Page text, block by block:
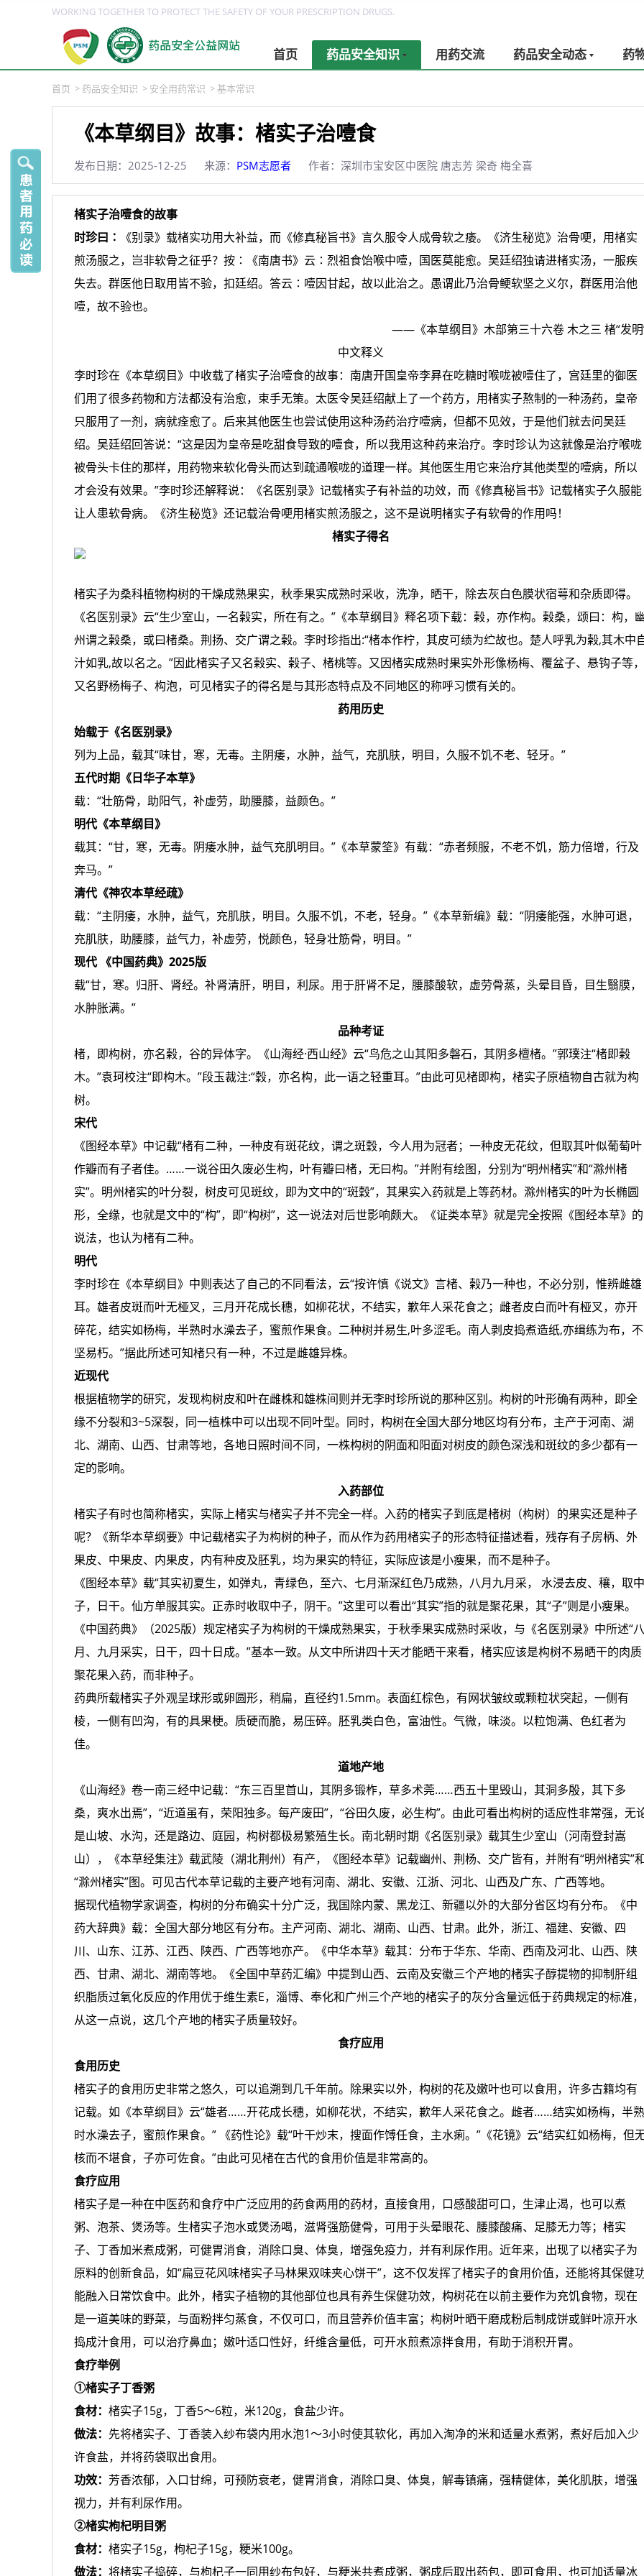
WORKING TOGETHER TO PROTECT THE SAFETY OF YOUR PRESCRIPTION DRUGS.
首页 药品安全知识 用药交流 药品安全动态 药
首页 > 药品安全知识 > 安全用药常识 >基本常识
《本草纲目》故事：楮实子治噎食
发布日期：2025-12-25 来源： PSM志愿者 作者：深圳市宝安区中医院 唐志芳 梁奇 梅全喜
楮实子治噎食的故事
时珍曰∶
《别录》载楮实功用大补益，而《修真秘旨书》言久服令人成骨软之痿。《济生秘览》治骨哽，用楮实
煎汤服之，岂非软骨之征乎？按∶《南唐书》云∶烈祖食饴喉中噎，国医莫能愈。吴廷绍独请进楮实汤，一服疾
失去。群医他日取用皆不验，扣廷绍。答云∶噎因甘起，故以此治之。愚谓此乃治骨鲠软坚之义尔，群医用治他
噎，故不验也。
——《本草纲目》木部第三十六卷 木之三 楮“发明
中文释义
李时珍在《本草纲目》中收载了楮实子治噎食的故事：南唐开国皇帝李昪在吃糖时喉咙被噎住了，宫廷里的御医
们用了很多药物和方法都没有治愈，束手无策。太医令吴廷绍献上了一个药方，用楮实子熬制的一种汤药，皇帝
只服用了一剂，病就痊愈了。后来其他医生也尝试使用这种汤药治疗噎病，但都不见效，于是他们就去问吴廷
绍。吴廷绍回答说：“这是因为皇帝是吃甜食导致的噎食，所以我用这种药来治疗。李时珍认为这就像是治疗喉咙
被骨头卡住的那样，用药物来软化骨头而达到疏通喉咙的道理一样。其他医生用它来治疗其他类型的噎病，所以
才会没有效果。”李时珍还解释说：《名医别录》记载楮实子有补益的功效，而《修真秘旨书》记载楮实子久服能
让人患软骨病。《济生秘览》还记载治骨哽用楮实煎汤服之，这不是说明楮实子有软骨的作用吗！
楮实子得名
楮实子为桑科植物构树的干燥成熟果实，秋季果实成熟时采收，洗净，晒干，除去灰白色膜状宿萼和杂质即得。
《名医别录》云“生少室山，一名榖实，所在有之。”《本草纲目》释名项下载：榖，亦作构。榖桑，颂曰：构，
州谓之榖桑，或曰楮桑。荆扬、交广谓之榖。李时珍指出:“楮本作柠，其皮可绩为纻故也。楚人呼乳为榖,其木中
汁如乳,故以名之。”因此楮实子又名榖实、榖子、楮桃等。又因楮实成熟时果实外形像杨梅、覆盆子、悬钩子等，
又名野杨梅子、构泡，可见楮实子的得名是与其形态特点及不同地区的称呼习惯有关的。
药用历史
始载于《名医别录》
列为上品，载其“味甘，寒，无毒。主阴痿，水肿，益气，充肌肤，明目，久服不饥不老、轻牙。”
五代时期《日华子本草》
载：“壮筋骨，助阳气，补虚劳，助腰膝，益颜色。”
明代《本草纲目》
载其：“甘，寒，无毒。阴痿水肿，益气充肌明目。”《本草蒙筌》有载：“赤者频服，不老不饥，筋力倍增，行及
奔马。”
清代《神农本草经疏》
载：“主阴痿，水肿，益气，充肌肤，明目。久服不饥，不老，轻身。”《本草新编》载：“阴痿能强，水肿可退，
充肌肤，助腰膝，益气力，补虚劳，悦颜色，轻身壮筋骨，明目。”
现代 《中国药典》2025版
载“甘，寒。归肝、肾经。补肾清肝，明目，利尿。用于肝肾不足，腰膝酸软，虚劳骨蒸，头晕目昏，目生翳膜，
水肿胀满。”
品种考证
楮，即构树，亦名榖，谷的异体字。《山海经·西山经》云“鸟危之山其阳多磐石，其阴多檀楮。”郭璞注“楮即榖
木。”袁珂校注“即构木。”段玉裁注:“穀，亦名构，此一语之轻重耳。”由此可见楮即构，楮实子原植物自古就为构
树。
宋代
《图经本草》中记载“楮有二种，一种皮有斑花纹，谓之斑穀，今人用为冠者；一种皮无花纹，但取其叶似葡萄叶
作瓣而有子者佳。……一说谷田久废必生构，叶有瓣曰楮，无曰构。”并附有绘图，分别为“明州楮实”和“滁州楮
实”。明州楮实的叶分裂，树皮可见斑纹，即为文中的“斑穀”，其果实入药就是上等药材。滁州楮实的叶为长椭圆
形，全缘，也就是文中的“构”，即“构树”，这一说法对后世影响颇大。《证类本草》就是完全按照《图经本草》的
说法，也认为楮有二种。
明代
李时珍在《本草纲目》中则表达了自己的不同看法，云“按许慎《说文》言楮、榖乃一种也，不必分别，惟辨雌雄
耳。雄者皮斑而叶无桠叉，三月开花成长穗，如柳花状，不结实，歉年人采花食之；雌者皮白而叶有桠叉，亦开
碎花，结实如杨梅，半熟时水澡去子，蜜煎作果食。二种树并易生,叶多涩毛。南人剥皮捣煮造纸,亦缉练为布，不
坚易朽。”据此所述可知楮只有一种，不过是雌雄异株。
近现代
根据植物学的研究，发现构树皮和叶在雌株和雄株间则并无李时珍所说的那种区别。构树的叶形确有两种，即全
缘不分裂和3~5深裂，同一植株中可以出现不同叶型。同时，构树在全国大部分地区均有分布，主产于河南、湖
北、湖南、山西、甘肃等地，各地日照时间不同，一株构树的阴面和阳面对树皮的颜色深浅和斑纹的多少都有一
定的影响。
入药部位
楮实子有时也简称楮实，实际上楮实与楮实子并不完全一样。入药的楮实子到底是楮树（构树）的果实还是种子
呢？《新华本草纲要》中记载楮实子为构树的种子，而从作为药用楮实子的形态特征描述看，残存有子房柄、外
果皮、中果皮、内果皮，内有种皮及胚乳，均为果实的特征，实际应该是小瘦果，而不是种子。
《图经本草》载“其实初夏生，如弹丸，青绿色，至六、七月渐深红色乃成熟，八月九月采， 水浸去皮、穰，取中
子，日干。仙方单服其实。正赤时收取中子，阴干。”这里可以看出“其实”指的就是聚花果，其“子”则是小瘦果。
《中国药典》（2025版）规定楮实子为构树的干燥成熟果实，于秋季果实成熟时采收，与《名医别录》中所述“八
月、九月采实，日干，四十日成。”基本一致。从文中所讲四十天才能晒干来看，楮实应该是构树不易晒干的肉质
聚花果入药，而非种子。
药典所载楮实子外观呈球形或卵圆形，稍扁，直径约1.5mm。表面红棕色，有网状皱纹或颗粒状突起，一侧有
棱，一侧有凹沟，有的具果梗。质硬而脆，易压碎。胚乳类白色，富油性。气微，味淡。以粒饱满、色红者为
佳。
道地产地
《山海经》卷一南三经中记载：“东三百里首山，其阴多锻柞，草多术莞……西五十里毁山，其洞多殷，其下多
桑，爽水出焉”，“近道虽有，荣阳独多。每产废田”，“谷田久废，必生构”。由此可看出构树的适应性非常强，无
是山坡、水沟，还是路边、庭园，构树都极易繁殖生长。南北朝时期《名医别录》载其生少室山（河南登封嵩
山），《本草经集注》载武陵（湖北荆州）有产，《图经本草》记载幽州、荆杨、交广皆有，并附有“明州楮实”
“滁州楮实”图。可见古代本草记载的主要产地有河南、湖北、安徽、江浙、河北、山西及广东、广西等地。
据现代植物学家调查，构树的分布确实十分广泛，我国除内蒙、黑龙江、新疆以外的大部分省区均有分布。《中
药大辞典》载：全国大部分地区有分布。主产河南、湖北、湖南、山西、甘肃。此外，浙江、福建、安徽、四
川、山东、江苏、江西、陕西、广西等地亦产。《中华本草》载其：分布于华东、华南、西南及河北、山西、陕
西、甘肃、湖北、湖南等地。《全国中草药汇编》中提到山西、云南及安徽三个产地的楮实子醇提物的抑制肝组
织脂质过氧化反应的作用优于维生素E，淄博、奉化和广州三个产地的楮实子的灰分含量远低于药典规定的标准，
从这一点说，这几个产地的楮实子质量较好。
食疗应用
食用历史
楮实子的食用历史非常之悠久，可以追溯到几千年前。除果实以外，构树的花及嫩叶也可以食用，许多古籍均有
记载。如《本草纲目》云“雄者……开花成长穗，如柳花状，不结实，歉年人采花食之。雌者……结实如杨梅，半熟
时水澡去子，蜜煎作果食。” 《药性论》载“叶干炒末，搜面作馎任食，主水痢。”《花镜》云“结实红如杨梅，但
核而不堪食，子亦可佐食。”由此可见楮在古代的食用价值是非常高的。
食疗应用
楮实子是一种在中医药和食疗中广泛应用的药食两用的药材，直接食用，口感酸甜可口，生津止渴，也可以煮
粥、泡茶、煲汤等。生楮实子泡水或煲汤喝，滋肾强筋健骨，可用于头晕眼花、腰膝酸痛、足膝无力等；楮实
子、丁香加米煮成粥，可健胃消食，消除口臭、体臭，增强免疫力，并有利尿作用。近年来，出现了以楮实子为
原料的创新食品，如“扁豆花风味楮实子马林果双味夹心饼干”，这不仅发挥了楮实子的食用价值，还能将其保健
能融入日常饮食中。此外，楮实子植物的其他部位也具有养生保健功效，构树花在以前主要作为充饥食物，现在
是一道美味的野菜，与面粉拌匀蒸食，不仅可口，而且营养价值丰富；构树叶晒干磨成粉后制成饼或鲜叶凉开水
捣成汁食用，可以治疗鼻血；嫩叶适口性好，纤维含量低，可开水煎煮凉拌食用，有助于消积开胃。
食疗举例
①楮实子丁香粥
食材： 楮实子15g，丁香5～6粒，米120g，食盐少许。
做法： 先将楮实子、丁香装入纱布袋内用水泡1～3小时使其软化，再加入淘净的米和适量水煮粥，煮好后加入少
许食盐，并将药袋取出食用。
功效： 芳香浓郁，入口甘绵，可预防衰老，健胃消食，消除口臭、体臭，解毒镇痛，强精健体，美化肌肤，增强
视力，并有利尿作用。
②楮实枸杞明目粥
食材： 楮实子15g，枸杞子15g，粳米100g。
做法： 将楮实子捣碎，与枸杞子一同用纱布包好，与粳米共煮成粥，粥成后取出药包，即可食用，也可加适量冰